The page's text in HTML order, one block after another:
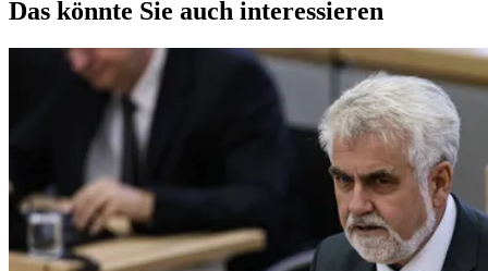
Das könnte Sie auch interessieren